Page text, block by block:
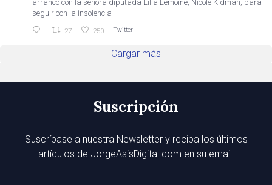
arrancó con la señora diputada Lilia Lemoine, Nicole Kidman, para
seguir con la insolencia
27 250 Twitter
Cargar más
Suscripción
Suscríbase a nuestra Newsletter y reciba los últimos
artículos de JorgeAsisDigital.com en su email.